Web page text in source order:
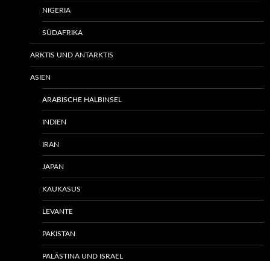
NIGERIA
SÜDAFRIKA
ARKTIS UND ANTARKTIS
ASIEN
ARABISCHE HALBINSEL
INDIEN
IRAN
JAPAN
KAUKASUS
LEVANTE
PAKISTAN
PALÄSTINA UND ISRAEL